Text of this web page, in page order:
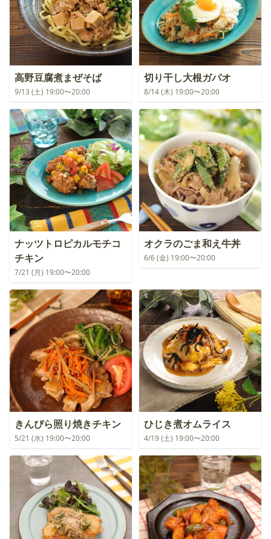
高野豆腐煮まぜそば
9/13 (土) 19:00〜20:00
切り干し大根ガパオ
8/14 (木) 19:00〜20:00
ナッツトロピカルモチコ
チキン
7/21 (月) 19:00〜20:00
オクラのごま和え牛丼
6/6 (金) 19:00〜20:00
きんぴら照り焼きチキン
5/21 (水) 19:00〜20:00
ひじき煮オムライス
4/19 (土) 19:00〜20:00